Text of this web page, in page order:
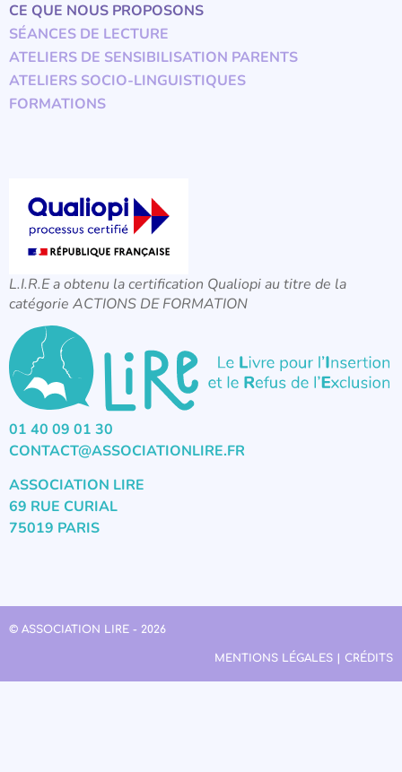
CE QUE NOUS PROPOSONS
SÉANCES DE LECTURE
ATELIERS DE SENSIBILISATION PARENTS
ATELIERS SOCIO-LINGUISTIQUES
FORMATIONS
L.I.R.E a obtenu la certification Qualiopi au titre de la
catégorie ACTIONS DE FORMATION
01 40 09 01 30
CONTACT@ASSOCIATIONLIRE.FR
ASSOCIATION LIRE
69 RUE CURIAL
75019 PARIS
© ASSOCIATION LIRE - 2026
MENTIONS LÉGALES | CRÉDITS